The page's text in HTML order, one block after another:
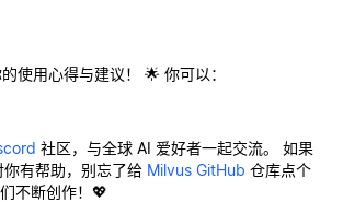
使用心得与建议！ 🌟 你可以：
社区，与全球 AI 爱好者一起交流。 如果
有帮助，别忘了给 Milvus GitHub 仓库点个
不断创作！💖